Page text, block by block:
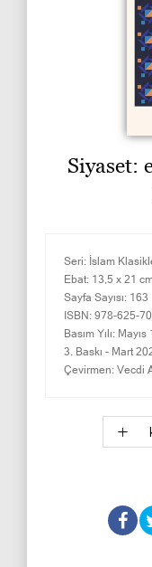
Siyaset:
Seri: İslam
Ebat: 13,5 x 21
Sayfa Sayısı: 163
ISBN: 978-625-
Basım Yılı: Mayıs
3. Baskı - Mart
Çevirmen: Vecdi